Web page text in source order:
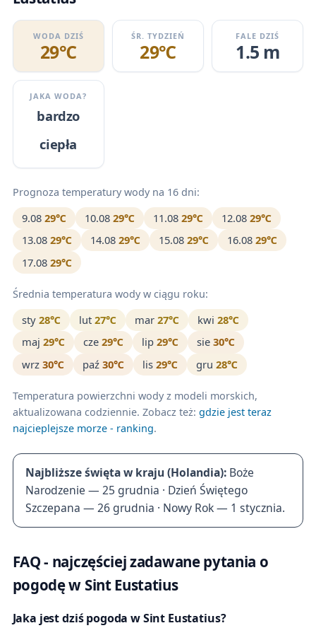
WODA DZIŚ
29℃
ŚR. TYDZIEŃ
29℃
FALE DZIŚ
1.5 m
JAKA WODA?
bardzo
ciepła
Prognoza temperatury wody na 16 dni:
9.08 29℃ 10.08 29℃ 11.08 29℃ 12.08 29℃
13.08 29℃ 14.08 29℃ 15.08 29℃ 16.08 29℃
17.08 29℃
Średnia temperatura wody w ciągu roku:
sty 28℃ lut 27℃ mar 27℃ kwi 28℃
maj 29℃ cze 29℃ lip 29℃ sie 30℃
wrz 30℃ paź 30℃ lis 29℃ gru 28℃
Temperatura powierzchni wody z modeli morskich,
aktualizowana codziennie. Zobacz też: gdzie jest teraz
najcieplejsze morze - ranking.
Najbliższe święta w kraju (Holandia): Boże
Narodzenie — 25 grudnia · Dzień Świętego
Szczepana — 26 grudnia · Nowy Rok — 1 stycznia.
FAQ - najczęściej zadawane pytania o
pogodę w Sint Eustatius
Jaka jest dziś pogoda w Sint Eustatius?